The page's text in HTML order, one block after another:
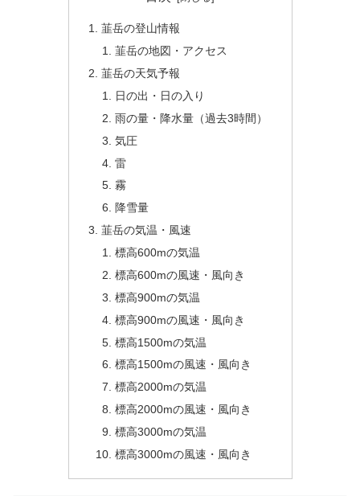
韮岳の登山情報
韮岳の地図・アクセス
韮岳の天気予報
日の出・日の入り
雨の量・降水量（過去3時間）
気圧
雷
霧
降雪量
韮岳の気温・風速
標高600mの気温
標高600mの風速・風向き
標高900mの気温
標高900mの風速・風向き
標高1500mの気温
標高1500mの風速・風向き
標高2000mの気温
標高2000mの風速・風向き
標高3000mの気温
標高3000mの風速・風向き